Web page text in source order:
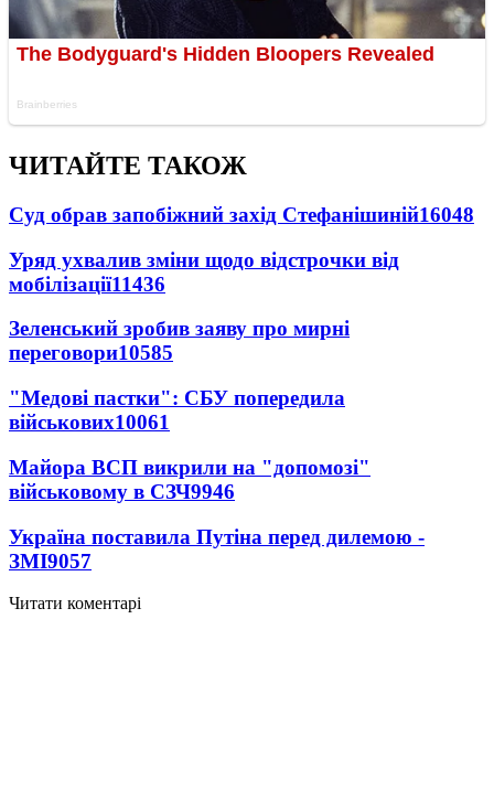
ЧИТАЙТЕ ТАКОЖ
Суд обрав запобіжний захід Стефанішиній16048
Уряд ухвалив зміни щодо відстрочки від
мобілізації11436
Зеленський зробив заяву про мирні
переговори10585
"Медові пастки": СБУ попередила
військових10061
Майора ВСП викрили на "допомозі"
військовому в СЗЧ9946
Україна поставила Путіна перед дилемою -
ЗМІ9057
Читати коментарі